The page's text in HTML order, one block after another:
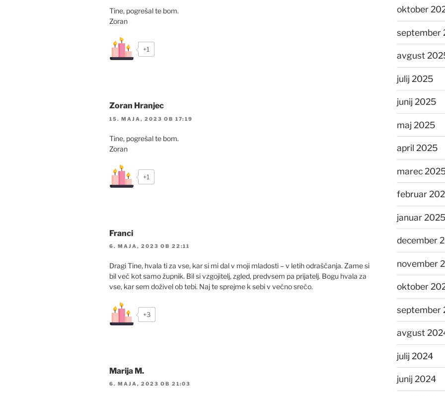
Tine, pogrešal te bom.
Zoran
+1
Zoran Hranjec
15. MAJA, 2023 OB 17:19
Tine, pogrešal te bom.
Zoran
+1
Franci
6. MAJA, 2023 OB 22:11
Dragi Tine, hvala ti za vse, kar si mi dal v moji mladosti – v letih odraščanja. Zame si
bil več kot samo župnik. Bil si vzgojitelj, zgled, predvsem pa prijatelj. Bogu hvala za
vse, kar sem doživel ob tebi. Naj te sprejme k sebi v večno srečo.
+3
Marija M.
6. MAJA, 2023 OB 21:03
oktober
september
avgust
julij 2025
junij 2025
maj 2025
april 2025
marec
februar
januar 2025
december
november
oktober
september
avgust
julij 2024
junij 2024